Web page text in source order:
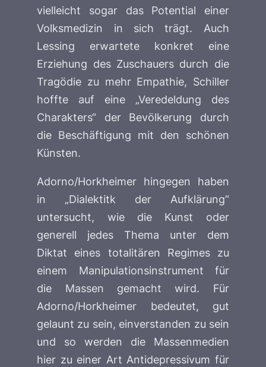
vielleicht sogar das Potential einer
Volksmedizin in sich trägt. Auch
Lessing erwartete konkret eine
Erziehung des Zuschauers durch die
Tragödie zu mehr Empathie, Schiller
hoffte auf eine „Veredeldung des
Charakters“ der Bevölkerung durch
die Beschäftigung mit den schönen
Künsten.
Adorno/Horkheimer hingegen haben
in „Dialektitk der Aufklärung“
untersucht, wie die Kunst oder
generell jedes Thema unter dem
Diktat eines totalitären Regimes zu
einem Manipulationsinstrument für
die Massen gemacht wird. Für
Adorno/Horkheimer bedeutet, gut
gelaunt zu sein, einverstanden zu sein
und so werden die Massenmedien
hier zu einer Art Antidepressivum für